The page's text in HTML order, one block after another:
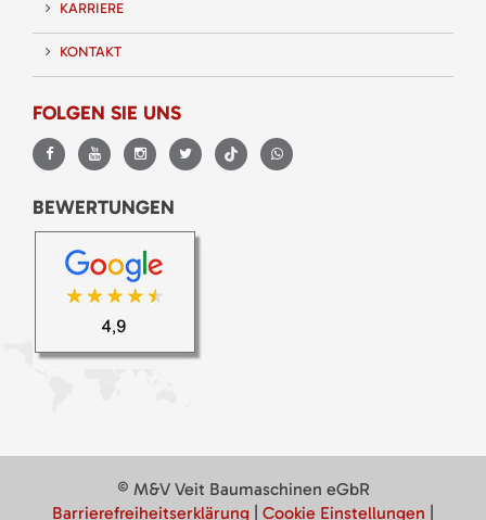
KARRIERE
KONTAKT
FOLGEN SIE UNS
BEWERTUNGEN
© M&V Veit Baumaschinen eGbR
Barrierefreiheitserklärung
Cookie Einstellungen